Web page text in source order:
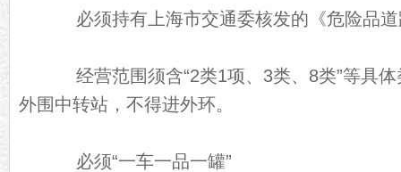
必须持有上海市交通委核发的《危险品道
经营范围须含“2类1项、3类、8类”等具体
外围中转站，不得进外环。
必须“一车一品一罐”